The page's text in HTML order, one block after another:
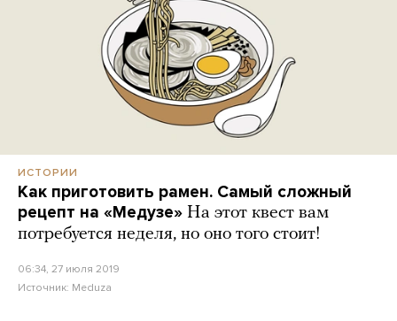
ИСТОРИИ
Как приготовить рамен. Самый сложный
рецепт на «Медузе» На этот квест вам
потребуется неделя, но оно того стоит!
06:34, 27 июля 2019
Источник: Meduza